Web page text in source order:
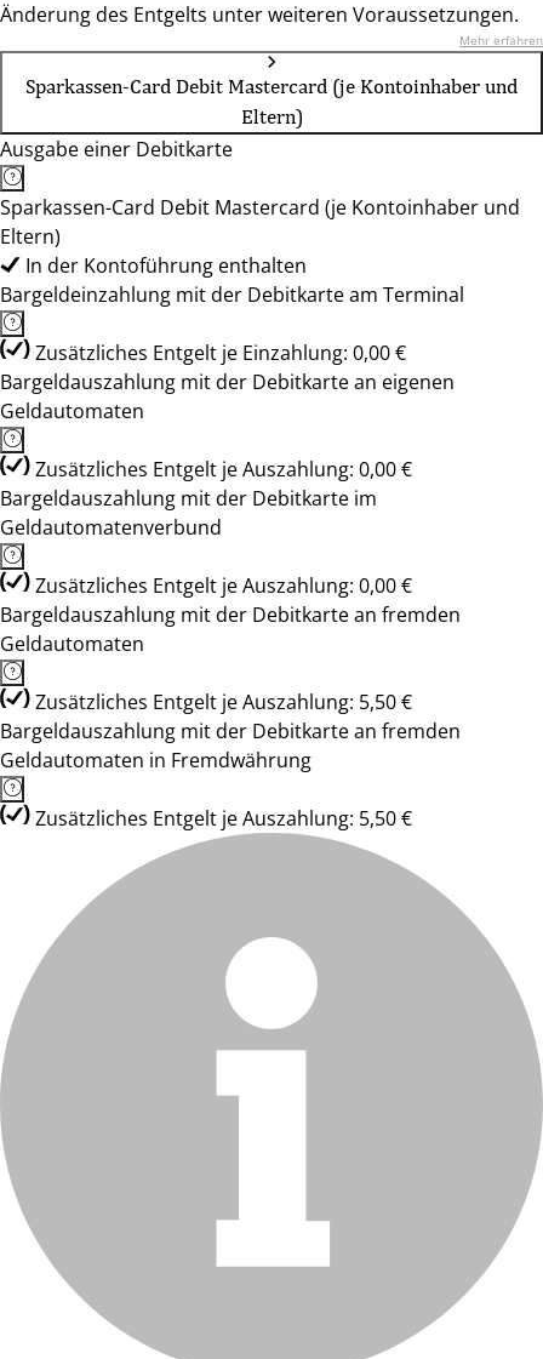
Änderung des Entgelts unter weiteren Voraussetzungen.
Mehr erfahren
Sparkassen-Card Debit Mastercard (je Kontoinhaber und
Eltern)
Ausgabe einer Debitkarte
Sparkassen-Card Debit Mastercard (je Kontoinhaber und
Eltern)
In der Kontoführung enthalten
Bargeldeinzahlung mit der Debitkarte am Terminal
Zusätzliches Entgelt je Einzahlung: 0,00 €
Bargeldauszahlung mit der Debitkarte an eigenen
Geldautomaten
Zusätzliches Entgelt je Auszahlung: 0,00 €
Bargeldauszahlung mit der Debitkarte im
Geldautomatenverbund
Zusätzliches Entgelt je Auszahlung: 0,00 €
Bargeldauszahlung mit der Debitkarte an fremden
Geldautomaten
Zusätzliches Entgelt je Auszahlung: 5,50 €
Bargeldauszahlung mit der Debitkarte an fremden
Geldautomaten in Fremdwährung
Zusätzliches Entgelt je Auszahlung: 5,50 €